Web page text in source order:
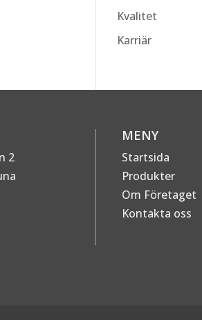
Kvalitet
Karriär
2
MENY
Startsida
Produkter
Om Företaget
Kontakta oss